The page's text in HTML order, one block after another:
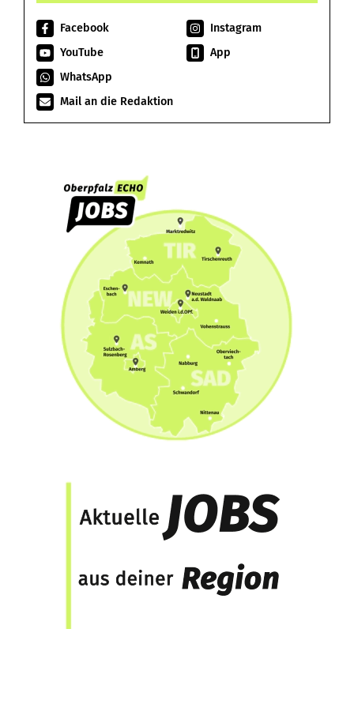
Facebook
Instagram
YouTube
App
WhatsApp
Mail an die Redaktion